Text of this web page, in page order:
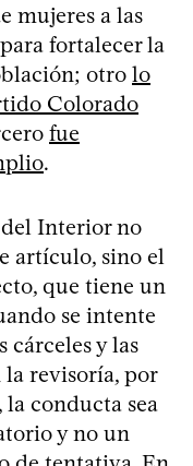
mujeres a las
fortalecer la
otro lo
Colorado
fue
.
Interior no
artículo, sino el
que tiene un
se intente
cárceles y las
la revisoría, por
conducta sea
y no un